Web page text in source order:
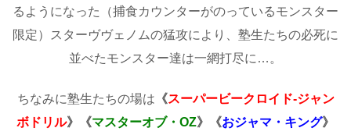
るようになった（捕食カウンターがのっているモンスター
限定）スターヴヴェノムの猛攻により、塾生たちの必死に
並べたモンスター達は一網打尽に…。
ちなみに塾生たちの場は 《スーパービークロイド-ジャン
ボドリル》《マスターオブ・OZ》《おジャマ・キング》